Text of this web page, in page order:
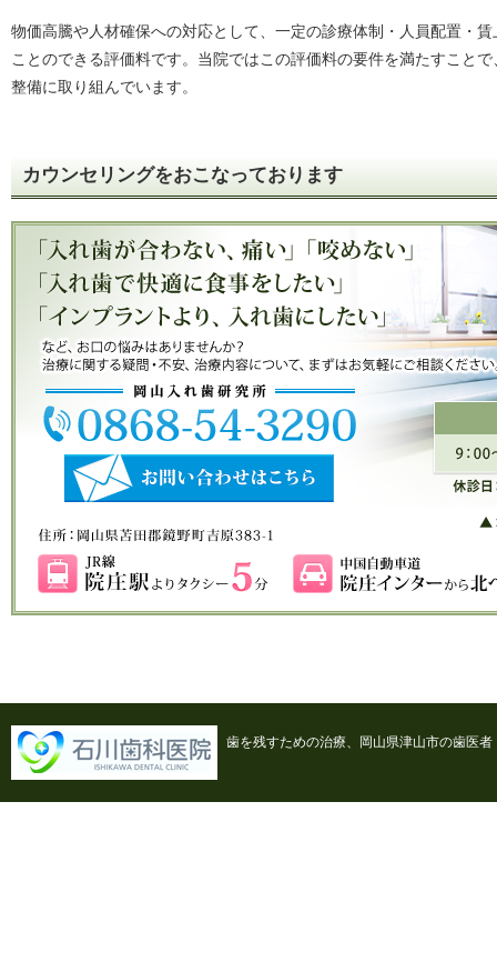
物価高騰や人材確保への対応として、一定の診療体制・人員配置・
ことのできる評価料です。当院ではこの評価料の要件を満たすこと
整備に取り組んでいます。
カウンセリングをおこなっております
歯を残すための治療、岡山県津山市の歯医